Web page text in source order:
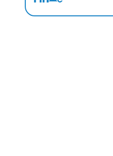
sursurparlien